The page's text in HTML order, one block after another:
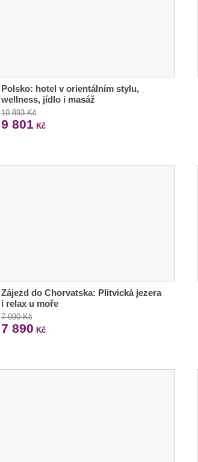
Polsko: hotel v orientálním stylu,
wellness, jídlo i masáž
10 893 Kč
9 801 Kč
Zájezd do Chorvatska: Plitvická jezera
i relax u moře
7 990 Kč
7 890 Kč